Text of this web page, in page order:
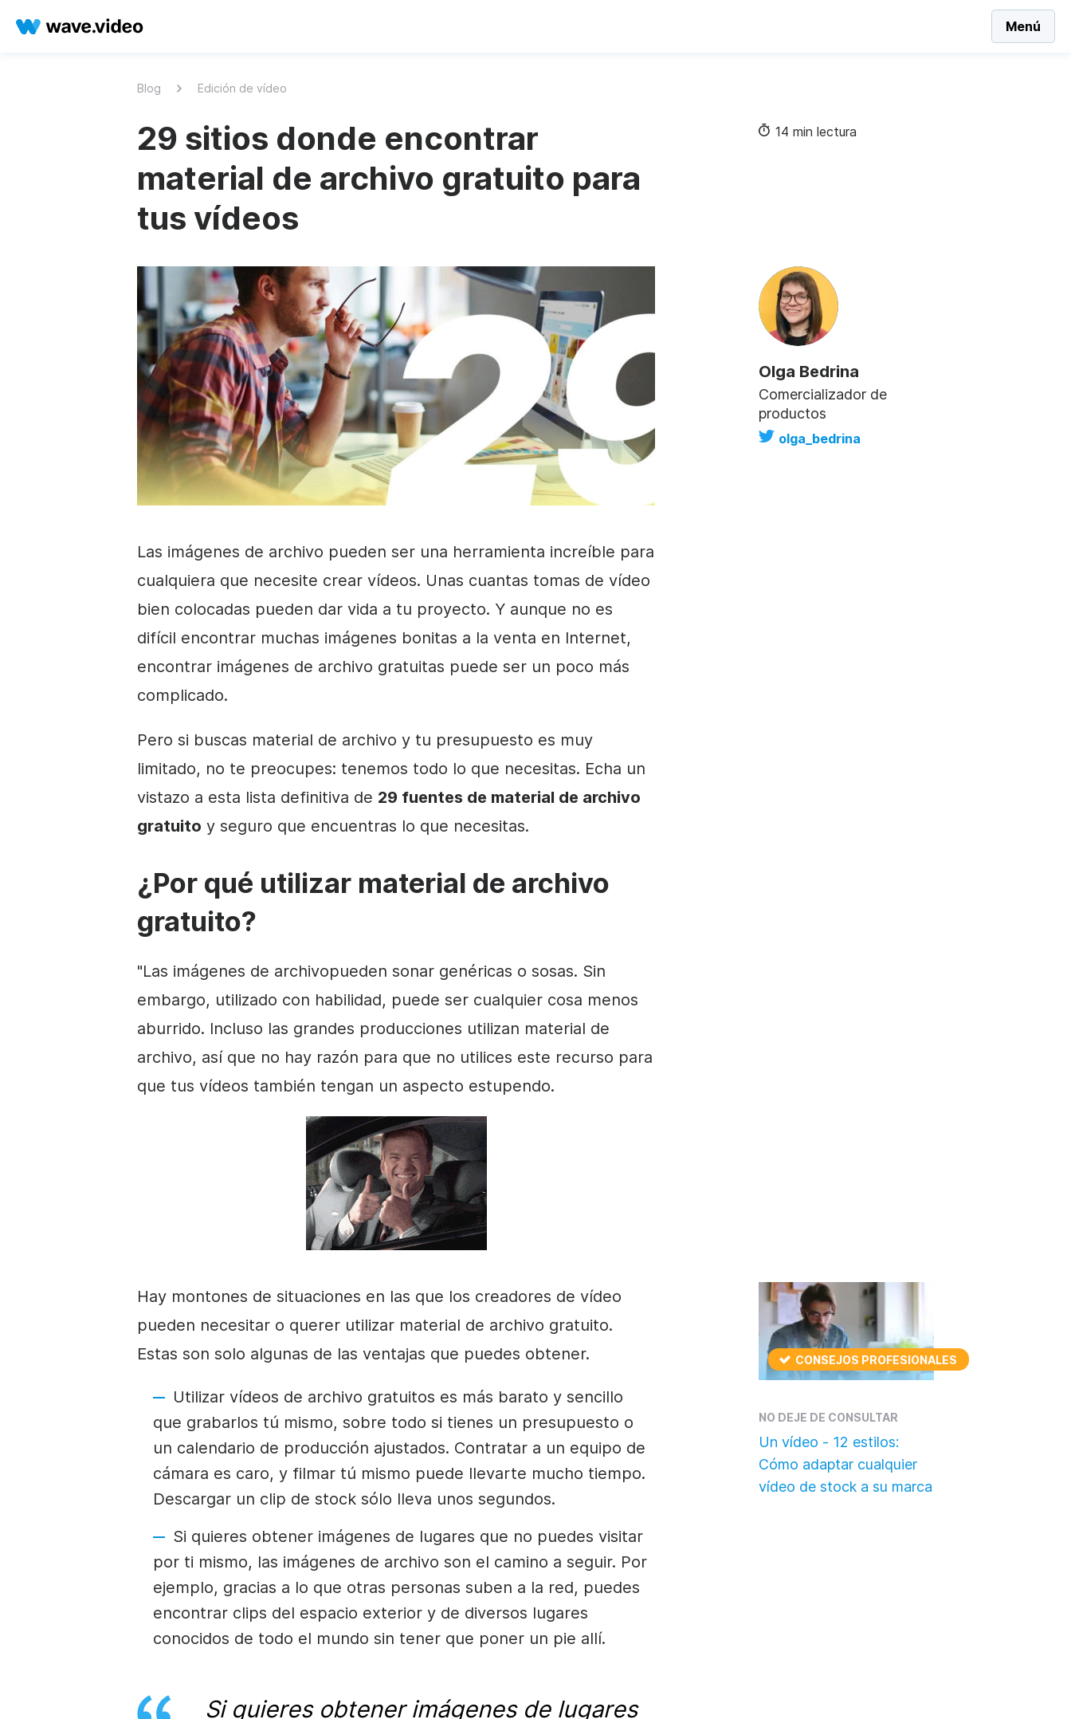
Menú
Blog Edición de vídeo
29 sitios donde encontrar
material de archivo gratuito para
tus vídeos
14 min lectura
Olga Bedrina
Comercializador de
productos
olga_bedrina
Las imágenes de archivo pueden ser una herramienta increíble para
cualquiera que necesite crear vídeos. Unas cuantas tomas de vídeo
bien colocadas pueden dar vida a tu proyecto. Y aunque no es
difícil encontrar muchas imágenes bonitas a la venta en Internet,
encontrar imágenes de archivo gratuitas puede ser un poco más
complicado.
Pero si buscas material de archivo y tu presupuesto es muy
limitado, no te preocupes: tenemos todo lo que necesitas. Echa un
vistazo a esta lista definitiva de 29 fuentes de material de archivo
gratuito y seguro que encuentras lo que necesitas.
¿Por qué utilizar material de archivo
gratuito?
"Las imágenes de archivopueden sonar genéricas o sosas. Sin
embargo, utilizado con habilidad, puede ser cualquier cosa menos
aburrido. Incluso las grandes producciones utilizan material de
archivo, así que no hay razón para que no utilices este recurso para
que tus vídeos también tengan un aspecto estupendo.
CONSEJOS PROFESIONALES
NO DEJE DE CONSULTAR
Un vídeo - 12 estilos:
Cómo adaptar cualquier
vídeo de stock a su marca
Hay montones de situaciones en las que los creadores de vídeo
pueden necesitar o querer utilizar material de archivo gratuito.
Estas son solo algunas de las ventajas que puedes obtener.
Utilizar vídeos de archivo gratuitos es más barato y sencillo
que grabarlos tú mismo, sobre todo si tienes un presupuesto o
un calendario de producción ajustados. Contratar a un equipo de
cámara es caro, y filmar tú mismo puede llevarte mucho tiempo.
Descargar un clip de stock sólo lleva unos segundos.
Si quieres obtener imágenes de lugares que no puedes visitar
por ti mismo, las imágenes de archivo son el camino a seguir. Por
ejemplo, gracias a lo que otras personas suben a la red, puedes
encontrar clips del espacio exterior y de diversos lugares
conocidos de todo el mundo sin tener que poner un pie allí.
Si quieres obtener imágenes de lugares